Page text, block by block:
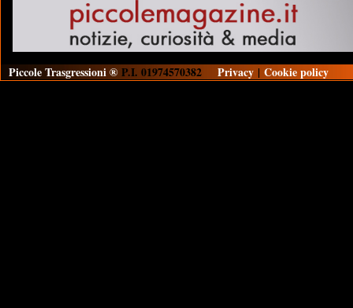
Piccole Trasgressioni ® P.I. 01974570382 Privacy | Cookie policy